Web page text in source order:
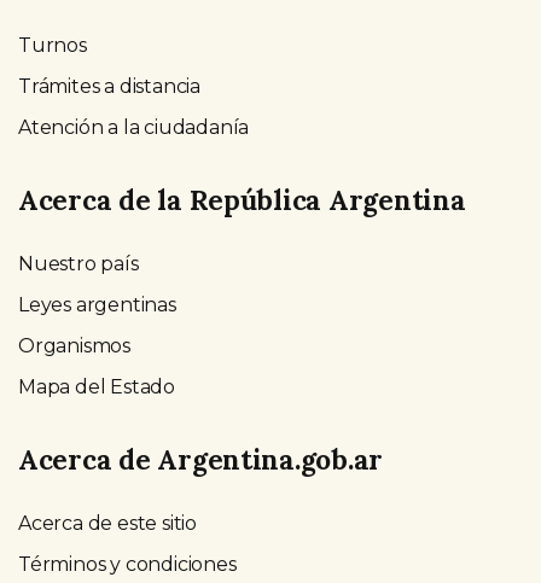
Turnos
Trámites a distancia
Atención a la ciudadanía
Acerca de la República Argentina
Nuestro país
Leyes argentinas
Organismos
Mapa del Estado
Acerca de Argentina.gob.ar
Acerca de este sitio
Términos y condiciones